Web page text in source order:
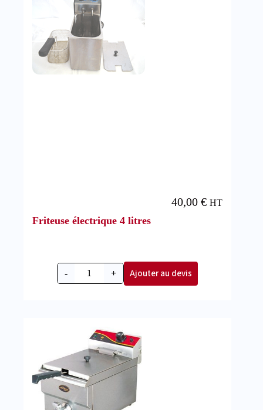
Friteuse électrique 4 litres
40,00€ HT
- + Ajouter au devis